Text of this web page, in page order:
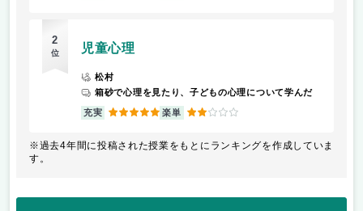
2
位 児童心理
松村
箱砂で心理を見たり、子どもの心理について学んだ
充実 5 楽単 2
※過去4年間に投稿された授業をもとにランキングを作成していま
す。